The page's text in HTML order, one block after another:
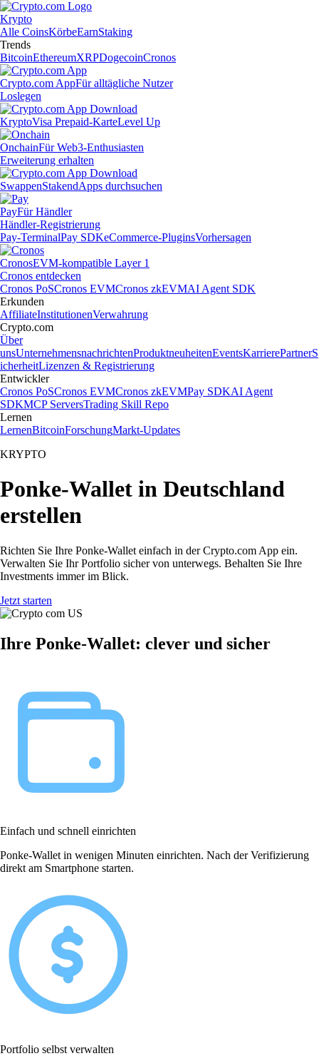
Krypto
Alle CoinsKörbeEarnStaking
Trends
BitcoinEthereumXRPDogecoinCronos
Crypto.com AppFür alltägliche Nutzer
Loslegen
KryptoVisa Prepaid-KarteLevel Up
OnchainFür Web3-Enthusiasten
Erweiterung erhalten
SwappenStakendApps durchsuchen
PayFür Händler
Händler-Registrierung
Pay-TerminalPay SDKeCommerce-PluginsVorhersagen
CronosEVM-kompatible Layer 1
Cronos entdecken
Cronos PoSCronos EVMCronos zkEVMAI Agent SDK
Erkunden
AffiliateInstitutionenVerwahrung
Crypto.com
Über
unsUnternehmensnachrichtenProduktneuheitenEventsKarrierePartnerS
icherheitLizenzen & Registrierung
Entwickler
Cronos PoSCronos EVMCronos zkEVMPay SDKAI Agent
SDKMCP ServersTrading Skill Repo
Lernen
LernenBitcoinForschungMarkt-Updates
KRYPTO
Ponke-Wallet in Deutschland
erstellen
Richten Sie Ihre Ponke-Wallet einfach in der Crypto.com App ein.
Verwalten Sie Ihr Portfolio sicher von unterwegs. Behalten Sie Ihre
Investments immer im Blick.
Jetzt starten
Ihre Ponke-Wallet: clever und sicher
Einfach und schnell einrichten
Ponke-Wallet in wenigen Minuten einrichten. Nach der Verifizierung
direkt am Smartphone starten.
Portfolio selbst verwalten